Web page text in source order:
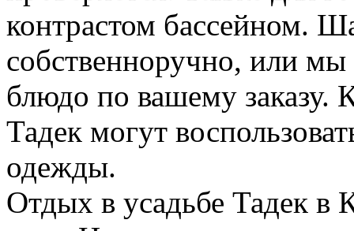
контрастом бассейном.
собственноручно, или
блюдо по вашему заказу.
Тадек могут
одежды.
Отдых в усадьбе Тадек в